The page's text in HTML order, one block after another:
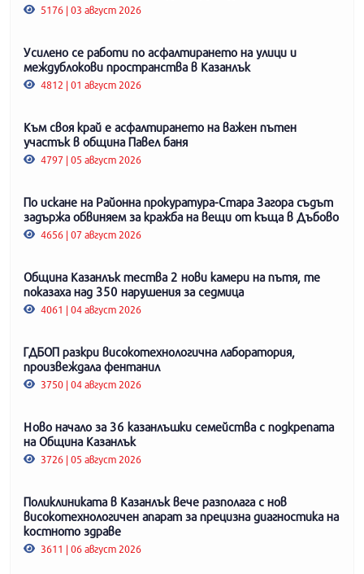
5176 | 03 август 2026
Усилено се работи по асфалтирането на улици и
междублокови пространства в Казанлък
4812 | 01 август 2026
Към своя край е асфалтирането на важен пътен
участък в община Павел баня
4797 | 05 август 2026
По искане на Районна прокуратура-Стара Загора съдът
задържа обвиняем за кражба на вещи от къща в Дъбово
4656 | 07 август 2026
Община Казанлък тества 2 нови камери на пътя, те
показаха над 350 нарушения за седмица
4061 | 04 август 2026
ГДБОП разкри високотехнологична лаборатория,
произвеждала фентанил
3750 | 04 август 2026
Ново начало за 36 казанлъшки семейства с подкрепата
на Община Казанлък
3726 | 05 август 2026
Поликлиниката в Казанлък вече разполага с нов
високотехнологичен апарат за прецизна диагностика на
костното здраве
3611 | 06 август 2026